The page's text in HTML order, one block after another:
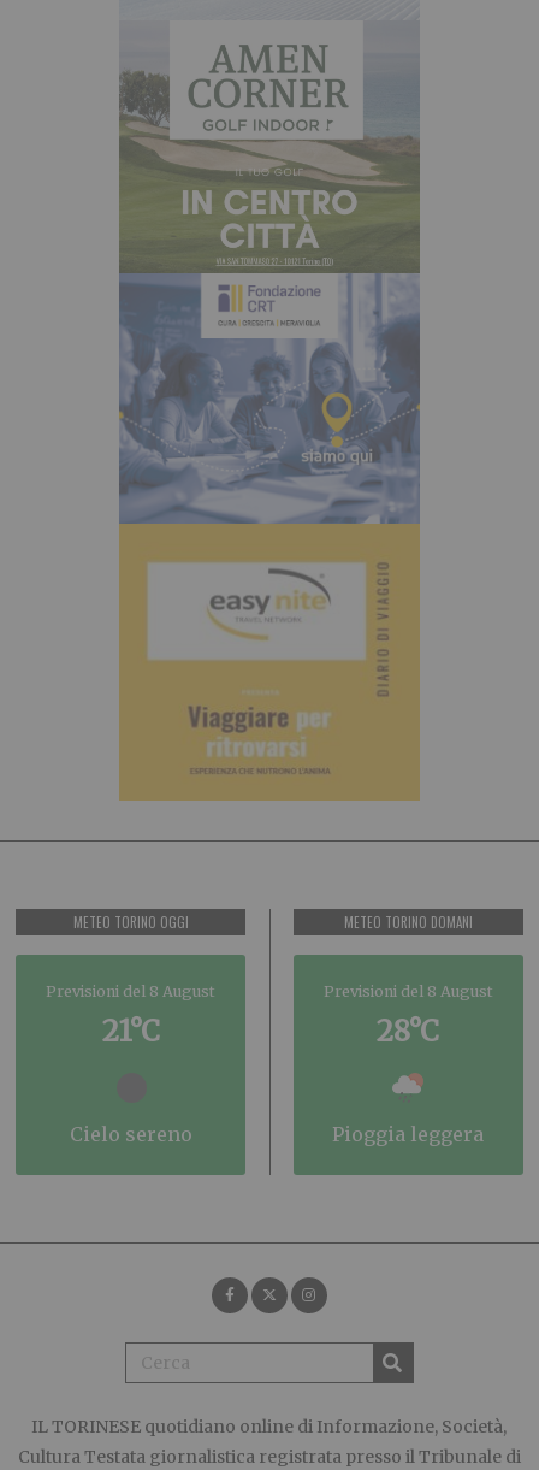
METEO TORINO OGGI
Previsioni del 8 August
21°C
cielo sereno
METEO TORINO DOMANI
Previsioni del 8 August
28°C
pioggia leggera
IL TORINESE quotidiano online di Informazione, Società,
Cultura Testata giornalistica registrata presso il Tribunale di